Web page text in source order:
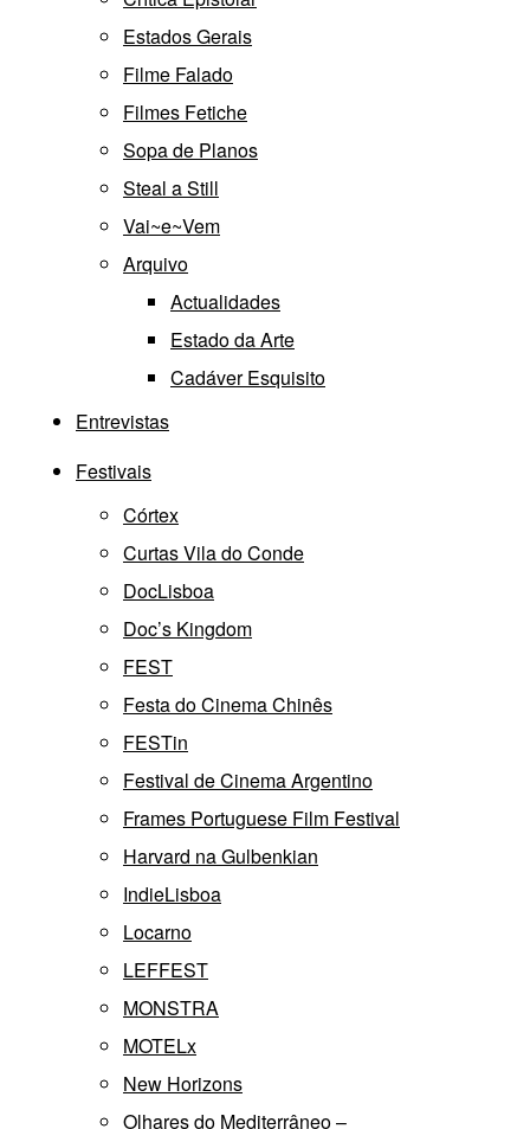
Estados Gerais
Filme Falado
Filmes Fetiche
Sopa de Planos
Steal a Still
Vai~e~Vem
Arquivo
Actualidades
Estado da Arte
Cadáver Esquisito
Entrevistas
Festivais
Córtex
Curtas Vila do Conde
DocLisboa
Doc’s Kingdom
FEST
Festa do Cinema Chinês
FESTin
Festival de Cinema Argentino
Frames Portuguese Film Festival
Harvard na Gulbenkian
IndieLisboa
Locarno
LEFFEST
MONSTRA
MOTELx
New Horizons
Olhares do Mediterrâneo –